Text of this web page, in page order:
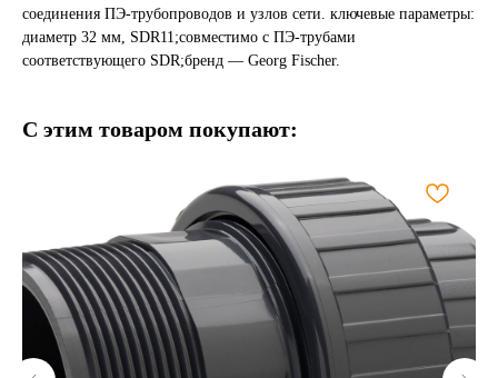
соединения ПЭ-трубопроводов и узлов сети. ключевые параметры:
диаметр 32 мм, SDR11;совместимо с ПЭ-трубами
соответствующего SDR;бренд — Georg Fischer.
С этим товаром покупают: